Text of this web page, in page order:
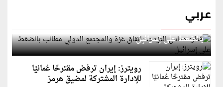
عربي
قطر: حماس التزمت باتفاق غزة والمجتمع الدولي مطالب
بالضغط على إسرائيل
رويترز: إيران ترفض مقترحًا عُمانيًا
للإدارة المشتركة لمضيق هرمز